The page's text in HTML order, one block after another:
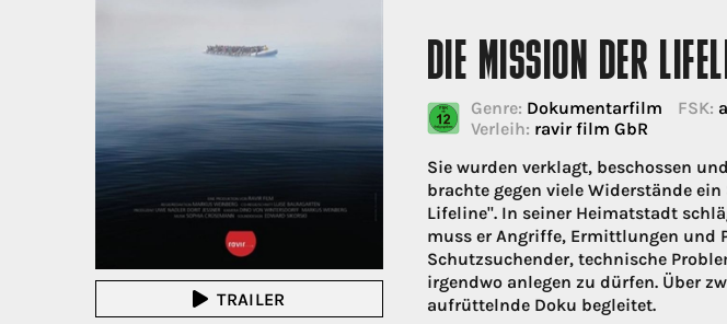
TRAILER
DIE MISSION DER
Genre: Dokumentarfilm FSK:
Verleih: ravir film GbR
Sie wurden verklagt, beschossen
brachte gegen viele Widerstände
Lifeline". In seiner Heimatstadt
muss er Angriffe, Ermittlungen und
Schutzsuchender, technische
irgendwo anlegen zu dürfen. Über
aufrüttelnde Doku begleitet.